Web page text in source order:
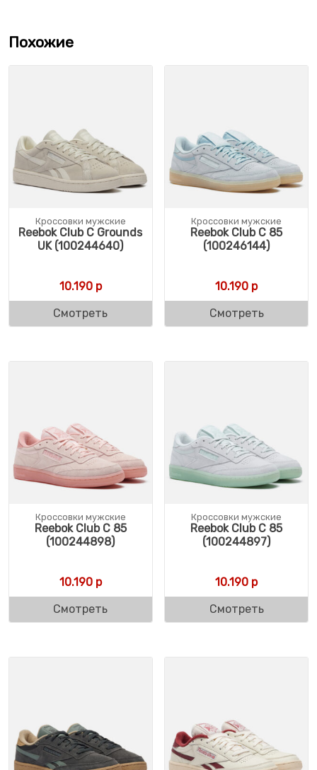
Похожие
Кроссовки мужские
Reebok Club C Grounds
UK (100244640)
10.190р
Смотреть
Кроссовки мужские
Reebok Club C 85
(100246144)
10.190 р
Смотреть
Кроссовки мужские
Reebok Club C 85
(100244898)
10.190р
Смотреть
Кроссовки мужские
Reebok Club C 85
(100244897)
10.190 р
Смотреть